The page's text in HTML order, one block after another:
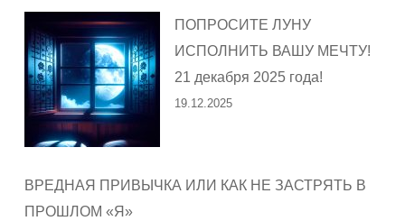
ПОПРОСИТЕ ЛУНУ
ИСПОЛНИТЬ ВАШУ МЕЧТУ!
21 декабря 2025 года!
19.12.2025
ВРЕДНАЯ ПРИВЫЧКА ИЛИ КАК НЕ ЗАСТРЯТЬ В
ПРОШЛОМ «Я»